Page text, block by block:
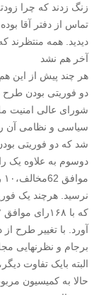
زنگ زدند که چرا
تماس از دفتر آقا
دیدید. همه منتظرند
آخر هم نشد
هر چند پیش از این
دو فوریتی بودن
شورای عالی امنیت
سیاسی و نظامی آن را
شد که دو فوریتی
موافق‌ 62مخالف‌،۱۰ رای ممتنع از مجموع ۲۴۷ رای به تصویب مجلس
نرسید. هرچند یک
آورد. با تغییر طرح
برجام و نظرنهایی
البته بایک تفاوت
حالا به کمیسیون